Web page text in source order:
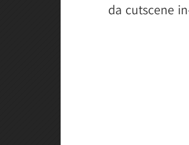
da cutscene